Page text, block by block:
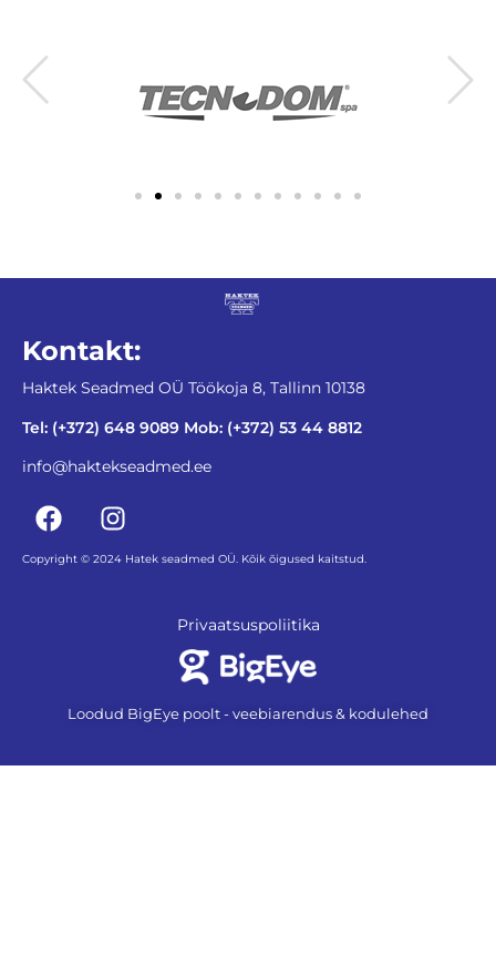
Kontakt:
Haktek Seadmed OÜ Töökoja 8, Tallinn 10138
Tel: (+372) 648 9089 Mob: (+372) 53 44 8812
info@haktekseadmed.ee
Copyright © 2024 Hatek seadmed OÜ. Kõik õigused kaitstud.
Privaatsuspoliitika
Loodud BigEye poolt - veebiarendus & kodulehed